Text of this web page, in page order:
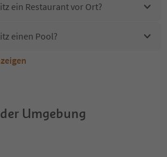
ein Restaurant vor Ort?
einen Pool?
Ferienhaus Mangitz
Ferienhaus Mangitz?
Mangitz einen
Umgebung